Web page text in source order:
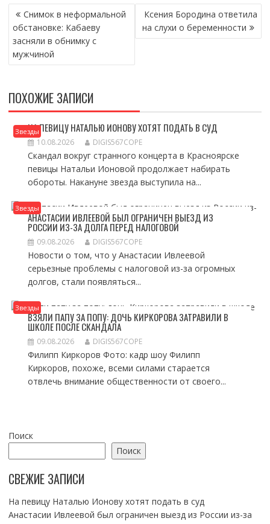
НАВИГАЦИЯ
ПО
ЗАПИСЯМ
Снимок в неформальной
обстановке: Кабаеву
засняли в обнимку с
мужчиной
Ксения Бородина ответила
на слухи о беременности
ПОХОЖИЕ ЗАПИСИ
ЗвездыНА ПЕВИЦУ НАТАЛЬЮ ИОНОВУ ХОТЯТ ПОДАТЬ В СУД
10.08.2026 DIGIS567COPE
Скандал вокруг странного концерта в Красноярске
певицы Натальи Ионовой продолжает набирать
обороты. Накануне звезда выступила на...
Звезды
АНАСТАСИИ ИВЛЕЕВОЙ БЫЛ ОГРАНИЧЕН ВЫЕЗД ИЗ
РОССИИ ИЗ-ЗА ДОЛГА ПЕРЕД НАЛОГОВОЙ
09.08.2026 DIGIS567COPE
Новости о том, что у Анастасии Ивлеевой
серьезные проблемы с налоговой из-за огромных
долгов, стали появляться...
Звезды
ВЗЯЛИ ПАПУ ЗА ПОПУ: ДОЧЬ КИРКОРОВА ЗАТРАВИЛИ В
ШКОЛЕ ПОСЛЕ СКАНДАЛА
09.08.2026 DIGIS567COPE
Филипп Киркоров Фото: кадр шоу Филипп
Киркоров, похоже, всеми силами старается
отвлечь внимание общественности от своего...
Поиск
Поиск
СВЕЖИЕ ЗАПИСИ
На певицу Наталью Ионову хотят подать в суд
Анастасии Ивлеевой был ограничен выезд из России из-за